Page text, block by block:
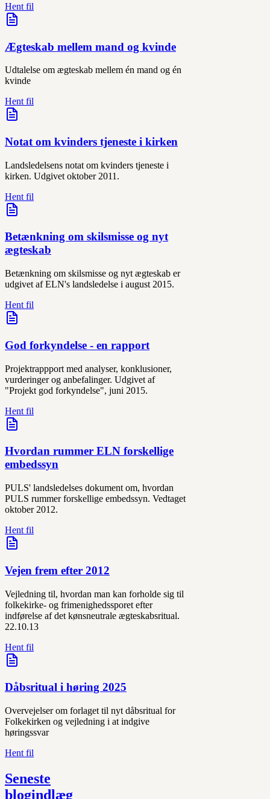
Hent fil
Ægteskab mellem mand og kvinde
Udtalelse om ægteskab mellem én mand og én
kvinde
Hent fil
Notat om kvinders tjeneste i kirken
Landsledelsens notat om kvinders tjeneste i
kirken. Udgivet oktober 2011.
Hent fil
Betænkning om skilsmisse og nyt
ægteskab
Betænkning om skilsmisse og nyt ægteskab er
udgivet af ELN's landsledelse i august 2015.
Hent fil
God forkyndelse - en rapport
Projektrappport med analyser, konklusioner,
vurderinger og anbefalinger. Udgivet af
"Projekt god forkyndelse", juni 2015.
Hent fil
Hvordan rummer ELN forskellige
embedssyn
PULS' landsledelses dokument om, hvordan
PULS rummer forskellige embedssyn. Vedtaget
oktober 2012.
Hent fil
Vejen frem efter 2012
Vejledning til, hvordan man kan forholde sig til
folkekirke- og frimenighedssporet efter
indførelse af det kønsneutrale ægteskabsritual.
22.10.13
Hent fil
Dåbsritual i høring 2025
Overvejelser om forlaget til nyt dåbsritual for
Folkekirken og vejledning i at indgive
høringssvar
Hent fil
Seneste
blogindlæg